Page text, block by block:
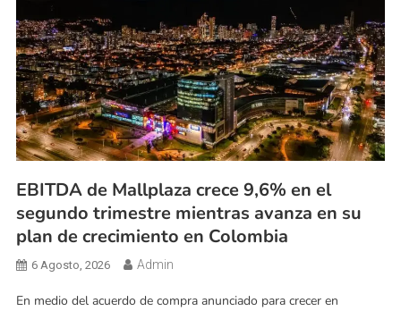
EBITDA de Mallplaza crece 9,6% en el
segundo trimestre mientras avanza en su
plan de crecimiento en Colombia
6 Agosto, 2026 Admin
En medio del acuerdo de compra anunciado para crecer en